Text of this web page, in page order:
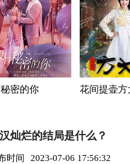
密的你 花间提壶方
灿烂的结局是什么？
时间 2023-07-06 17:56:32